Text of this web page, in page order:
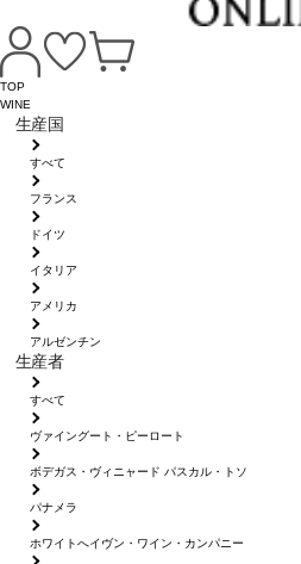
TOP
WINE
生産国
すべて
フランス
ドイツ
イタリア
アメリカ
アルゼンチン
生産者
すべて
ヴァイングート・ピーロート
ボデガス・ヴィニャード パスカル・トソ
パナメラ
ホワイトへイヴン・ワイン・カンパニー